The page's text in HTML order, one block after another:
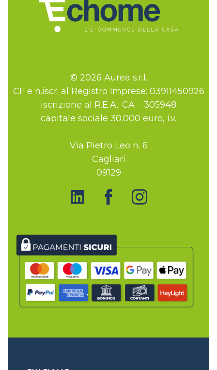
© 2026 Aurea s.r.l.
CF e n.iscr. al Registro Imprese: 03911450926
iscrizione al R.E.A.: CA – 305948
capitale sociale 30.000 euro, i.v.
Via Pietro Leo n. 6
Cagliari
09129